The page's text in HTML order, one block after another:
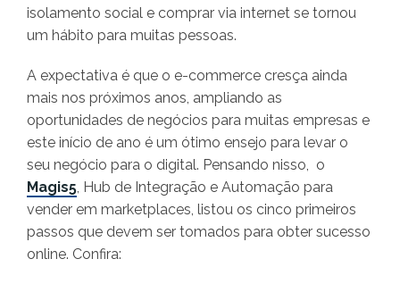
isolamento social e comprar via internet se tornou
um hábito para muitas pessoas.
A expectativa é que o e-commerce cresça ainda
mais nos próximos anos, ampliando as
oportunidades de negócios para muitas empresas e
este início de ano é um ótimo ensejo para levar o
seu negócio para o digital. Pensando nisso, o
Magis5 , Hub de Integração e Automação para
vender em marketplaces, listou os cinco primeiros
passos que devem ser tomados para obter sucesso
online. Confira: